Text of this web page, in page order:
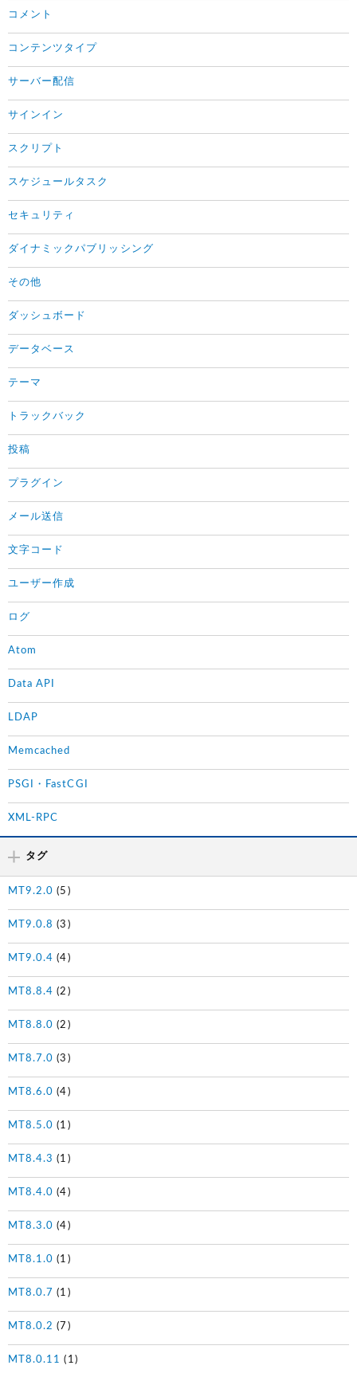
コメント
コンテンツタイプ
サーバー配信
サインイン
スクリプト
スケジュールタスク
セキュリティ
ダイナミックパブリッシング
その他
ダッシュボード
データベース
テーマ
トラックバック
投稿
プラグイン
メール送信
文字コード
ユーザー作成
ログ
Atom
Data API
LDAP
Memcached
PSGI・FastCGI
XML-RPC
タグ
MT9.2.0 (5)
MT9.0.8 (3)
MT9.0.4 (4)
MT8.8.4 (2)
MT8.8.0 (2)
MT8.7.0 (3)
MT8.6.0 (4)
MT8.5.0 (1)
MT8.4.3 (1)
MT8.4.0 (4)
MT8.3.0 (4)
MT8.1.0 (1)
MT8.0.7 (1)
MT8.0.2 (7)
MT8.0.11 (1)